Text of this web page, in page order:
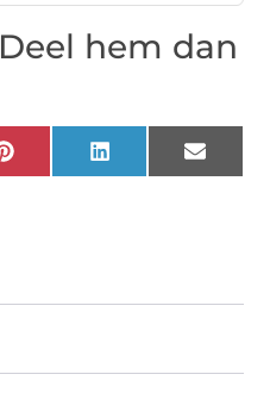
hem dan
PinterestLinkedIn Email